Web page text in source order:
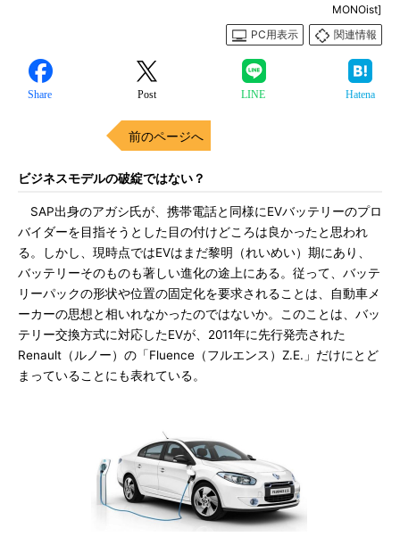
MONOist]
PC用表示
関連情報
Share Post LINE Hatena
前のページへ
ビジネスモデルの破綻ではない？
SAP出身のアガシ氏が、携帯電話と同様にEVバッテリーのプロ
バイダーを目指そうとした目の付けどころは良かったと思われ
る。しかし、現時点ではEVはまだ黎明（れいめい）期にあり、
バッテリーそのものも著しい進化の途上にある。従って、バッテ
リーパックの形状や位置の固定化を要求されることは、自動車メ
ーカーの思想と相いれなかったのではないか。このことは、バッ
テリー交換方式に対応したEVが、2011年に先行発売された
Renault（ルノー）の「Fluence（フルエンス）Z.E.」だけにとど
まっていることにも表れている。